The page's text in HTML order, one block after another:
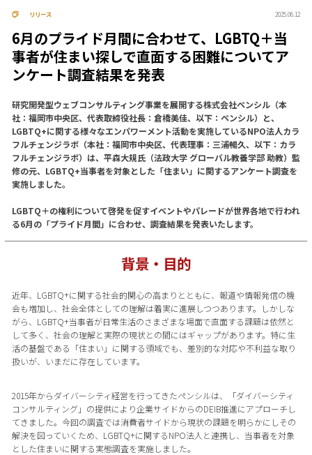
リリース 2025.06.12
6月のプライド月間に合わせて、LGBTQ＋当
事者が住まい探しで直面する困難についてア
ンケート調査結果を発表
研究開発型ウェブコンサルティング事業を展開する株式会社ペンシル（本
社：福岡市中央区、代表取締役社長：倉橋美佳、以下：ペンシル）と、
LGBTQ+に関する様々なエンパワーメント活動を実施しているNPO法人カラ
フルチェンジラボ（本社：福岡市中央区、代表理事：三浦暢久、以下：カラ
フルチェンジラボ）は、平森大規氏（法政大学 グローバル教養学部 助教）監
修の元、LGBTQ+当事者を対象とした「住まい」に関するアンケート調査を
実施しました。
LGBTQ＋の権利について啓発を促すイベントやパレードが世界各地で行われ
る6月の「プライド月間」に合わせ、調査結果を発表いたします。
背景・目的
近年、LGBTQ+に関する社会的関心の高まりとともに、報道や情報発信の機
会も増加し、社会全体としての理解は着実に進展しつつあります。しかしな
がら、LGBTQ+当事者が日常生活のさまざまな場面で直面する課題は依然と
して多く、社会の理解と実際の現状との間にはギャップがあります。特に生
活の基盤である「住まい」に関する領域でも、差別的な対応や不利益な取り
扱いが、いまだに存在しています。
2015年からダイバーシティ経営を行ってきたペンシルは、「ダイバーシティ
コンサルティング」の提供により企業サイドからのDEIB推進にアプローチし
てきました。今回の調査では消費者サイドから現状の課題を明らかにしその
解決を図っていくため、LGBTQ+に関するNPO法人と連携し、当事者を対象
とした住まいに関する実態調査を実施しました。